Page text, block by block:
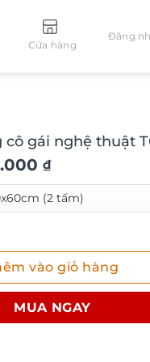
Cửa hàng
Đăng
gái nghệ thuật
₫
nghệ thuật TG995 số
vào giỏ hàng
MUA NGAY